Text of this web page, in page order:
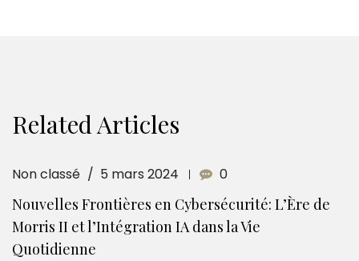
Related Articles
Non classé 5 mars 2024 0
Nouvelles Frontières en Cybersécurité: L’Ère de
Morris II et l’Intégration IA dans la Vie
Quotidienne